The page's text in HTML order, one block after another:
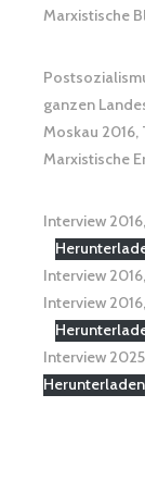
Marxistische
ganzen
Moskau 2016,
Marxistische
Interview
Interview
Interview
Interview
Herunterladen